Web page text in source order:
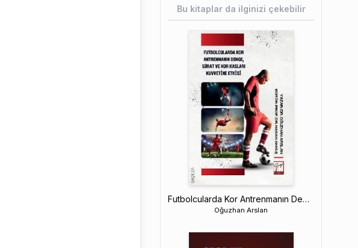
Bu kitaplar da ilginizi çekebilir
Futbolcularda Kor Antrenmanın Denge, Sürat Ve Kor Kasları Kuvvetine Etkisi
Oğuzhan Arslan